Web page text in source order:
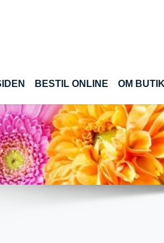
BESTIL ONLINE(CURRENT)
OM